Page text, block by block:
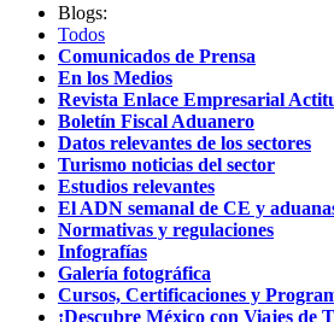
Blogs:
Todos
Comunicados de Prensa
En los Medios
Revista Enlace Empresarial
Boletín Fiscal Aduanero
Datos relevantes de los sectores
Turismo noticias del sector
Estudios relevantes
El ADN semanal de CE y
Normativas y regulaciones
Infografías
Galería fotográfica
Cursos, Certificaciones y
¡Descubre México con Viajes de